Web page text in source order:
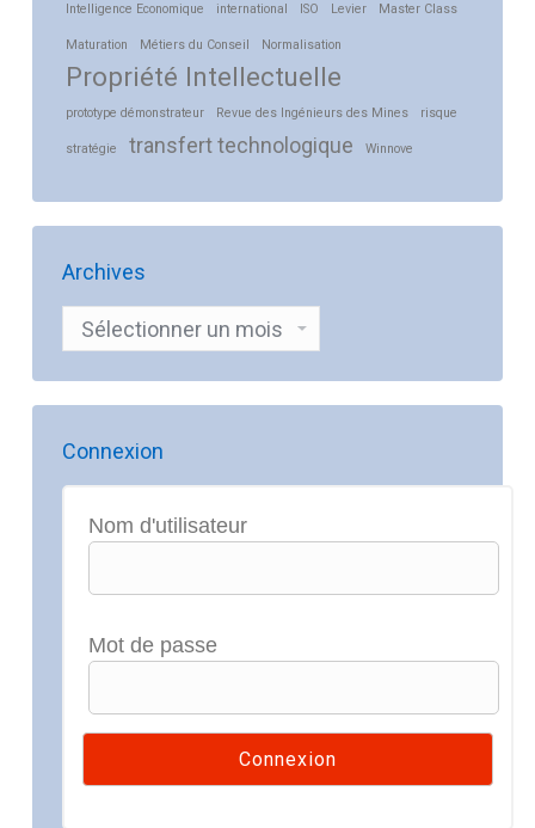
Intelligence Economique international ISO Levier Master Class
Maturation Métiers du Conseil Normalisation
Propriété Intellectuelle
prototype démonstrateur Revue des Ingénieurs des Mines risque
stratégie transfert technologique Winnove
Archives
Archives
Connexion
Nom d'utilisateur
Mot de passe